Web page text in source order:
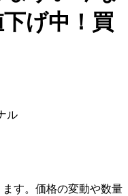
げ中！買
ル
す。価格の変動や数量